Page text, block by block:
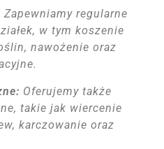
Zapewniamy regularne
w tym koszenie
nawożenie oraz
Oferujemy także
takie jak wiercenie
karczowanie oraz